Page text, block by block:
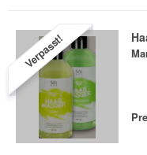
Verpasst!